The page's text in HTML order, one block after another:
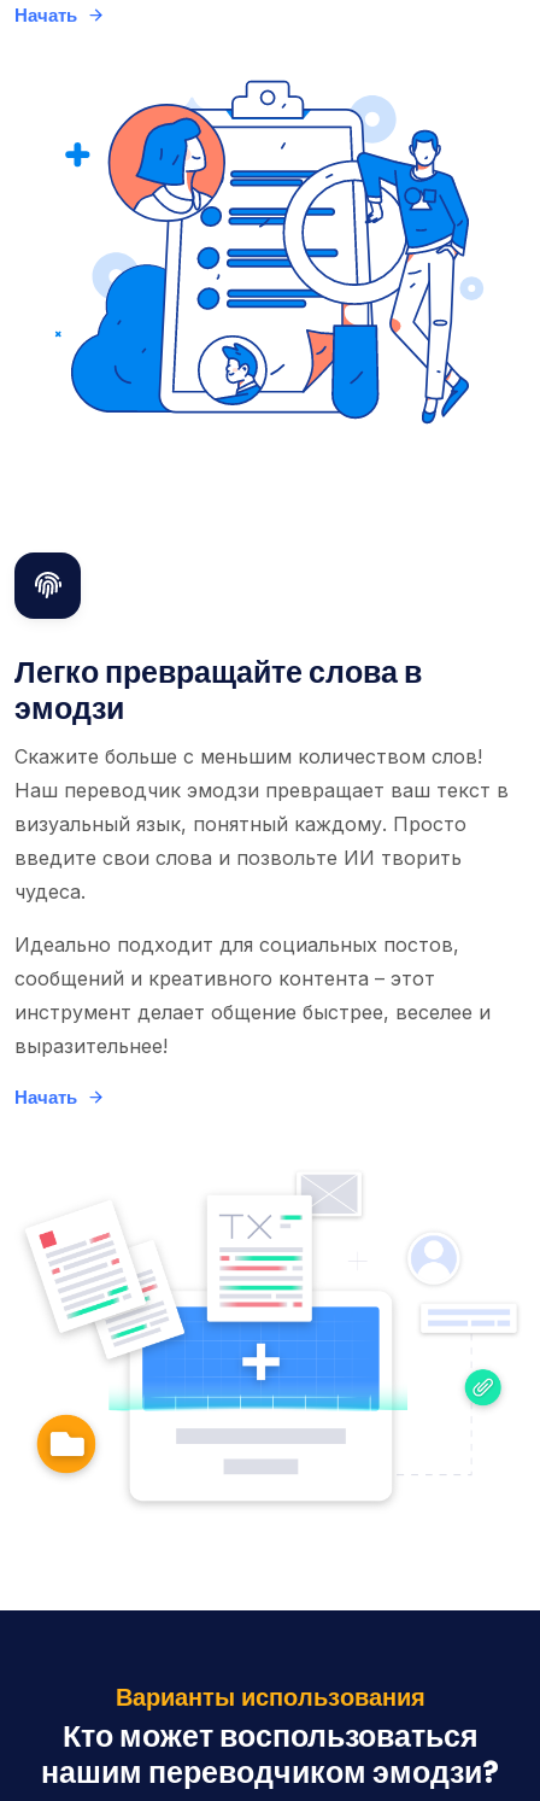
Начать
Легко превращайте слова в
эмодзи
Скажите больше с меньшим количеством слов!
Наш переводчик эмодзи превращает ваш текст в
визуальный язык, понятный каждому. Просто
введите свои слова и позвольте ИИ творить
чудеса.
Идеально подходит для социальных постов,
сообщений и креативного контента – этот
инструмент делает общение быстрее, веселее и
выразительнее!
Начать
Варианты использования
Кто может воспользоваться
нашим переводчиком эмодзи?